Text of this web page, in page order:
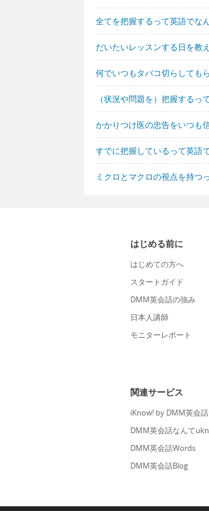
全てを把握するって英語でな
だいたいレッスンする日を教
何でいつもタバコ切らしても
（状況や問題を）把握するっ
かかりつけ医の忠告をいつも
すでに把握しているって英語
ミクロとマクロの視点を持つ
はじめる前に
はじめての方へ
スタートガイド
DMM英会話の強み
日本人講師
モニターレポート
関連サービス
iKnow! by DMM英会話
DMM英会話なんて
DMM英会話Words
DMM英会話Blog